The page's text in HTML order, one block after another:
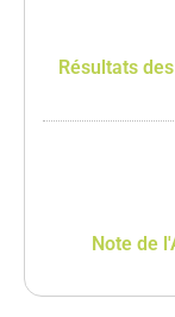
Résultats
Note de